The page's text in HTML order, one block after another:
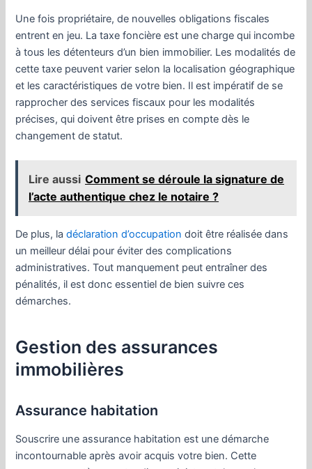
Une fois propriétaire, de nouvelles obligations fiscales
entrent en jeu. La taxe foncière est une charge qui incombe
à tous les détenteurs d’un bien immobilier. Les modalités de
cette taxe peuvent varier selon la localisation géographique
et les caractéristiques de votre bien. Il est impératif de se
rapprocher des services fiscaux pour les modalités
précises, qui doivent être prises en compte dès le
changement de statut.
Lire aussi Comment se déroule la signature de
l’acte authentique chez le notaire ?
De plus, ladéclaration d’occupation doit être réalisée dans
un meilleur délai pour éviter des complications
administratives. Tout manquement peut entraîner des
pénalités, il est donc essentiel de bien suivre ces
démarches.
Gestion des assurances
immobilières
Assurance habitation
Souscrire une assurance habitation est une démarche
incontournable après avoir acquis votre bien. Cette